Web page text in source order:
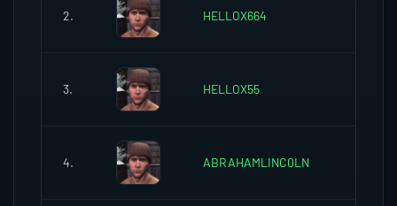
2. HELLOX664
3. HELLOX55
4. ABRAHAMLINC0LN